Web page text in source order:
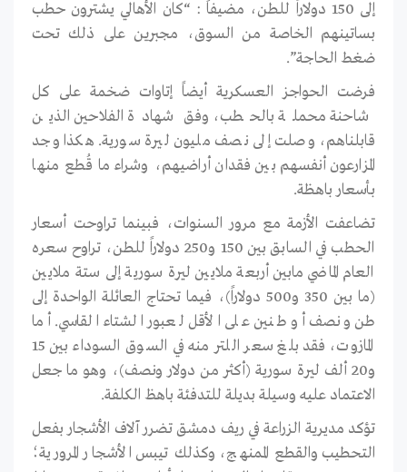
إلى 150 دولاراً للطن، مضيفاً : “كان الأهالي يشترون حطب
بساتينهم الخاصة من السوق، مجبرين على ذلك تحت
ضغط الحاجة”.
فرضت الحواجز العسكرية أيضاً إتاوات ضخمة على كل
شاحنة محملة بالحطب، وفق شهادة الفلاحين الذين
قابلناهم، وصلت إلى نصف مليون ليرة سورية. هكذا وجد
المزارعون أنفسهم بين فقدان أراضيهم، وشراء ما قُطع منها
بأسعار باهظة.
تضاعفت الأزمة مع مرور السنوات، فبينما تراوحت أسعار
الحطب في السابق بين 150 و250 دولاراً للطن، تراوح سعره
العام الماضي مابين أربعة ملايين ليرة سورية إلى ستة ملايين
(ما بين 350 و500 دولاراً)، فيما تحتاج العائلة الواحدة إلى
طن ونصف أو طنين على الأقل لعبور الشتاء القاسي. أما
المازوت، فقد بلغ سعر اللتر منه في السوق السوداء بين 15
و20 ألف ليرة سورية (أكثر من دولار ونصف)، وهو ما جعل
الاعتماد عليه وسيلة بديلة للتدفئة باهظ الكلفة.
تؤكد مديرية الزراعة في ريف دمشق تضرر آلاف الأشجار بفعل
التحطيب والقطع الممنهج، وكذلك تيبس الأشجار المرورية؛